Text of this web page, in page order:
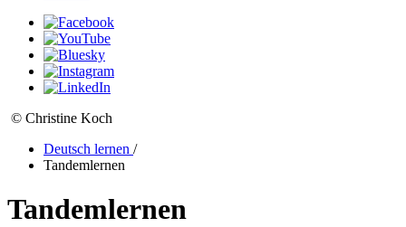
© Christine Koch
Deutsch lernen /
Tandemlernen
Tandemlernen